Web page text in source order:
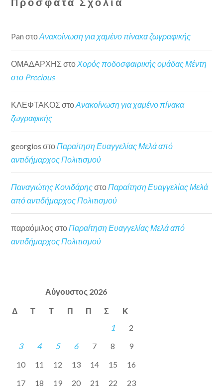
Pan στοΑνακοίνωση για χαμένο πίνακα ζωγραφικής
ΟΜΑΔΑΡΧΗΣ στοΧορός ποδοσφαιρικής ομάδας Μέντη
στο Precious
ΚΛΕΦΤΑΚΟΣ στοΑνακοίνωση για χαμένο πίνακα
ζωγραφικής
georgios στο Παραίτηση Ευαγγελίας Μελά από
αντιδήμαρχος Πολιτισμού
Παναγιώτης Κονιδάρηςστο Παραίτηση Ευαγγελίας Μελά
από αντιδήμαρχος Πολιτισμού
παραόμιλος στοΠαραίτηση Ευαγγελίας Μελά από
αντιδήμαρχος Πολιτισμού
Αύγουστος 2026
Δ Τ Τ Π Π Σ Κ
1
2
3
4 5 6 7 8
9
10
11 12 13 14 15
16
17
18 19 20 21 22
23